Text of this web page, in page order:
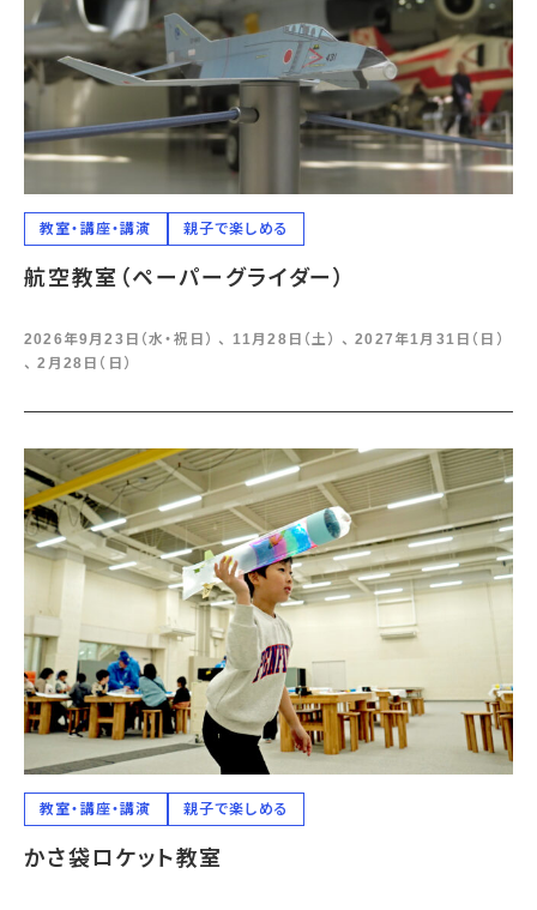
教室・講座・講演 親子で楽しめる
航空教室（ペーパーグライダー）
2026年9月23日（水・祝日） 、 11月28日（土） 、 2027年1月31日（日）
、 2月28日（日）
教室・講座・講演 親子で楽しめる
かさ袋ロケット教室